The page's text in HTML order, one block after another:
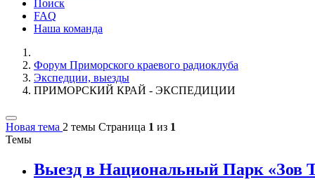
Поиск
FAQ
Наша команда
Форум Приморского краевого радиоклуба
Экспедции, выезды
ПРИМОРСКИЙ КРАЙ - ЭКСПЕДИЦИИ
Новая тема 2 темы Страница 1 из 1
Темы
Выезд в Национальный Парк «Зов